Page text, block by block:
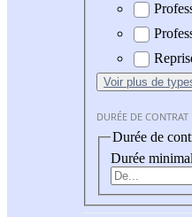
Voir plus de
DURÉE DE CONTRAT
Durée de
Durée